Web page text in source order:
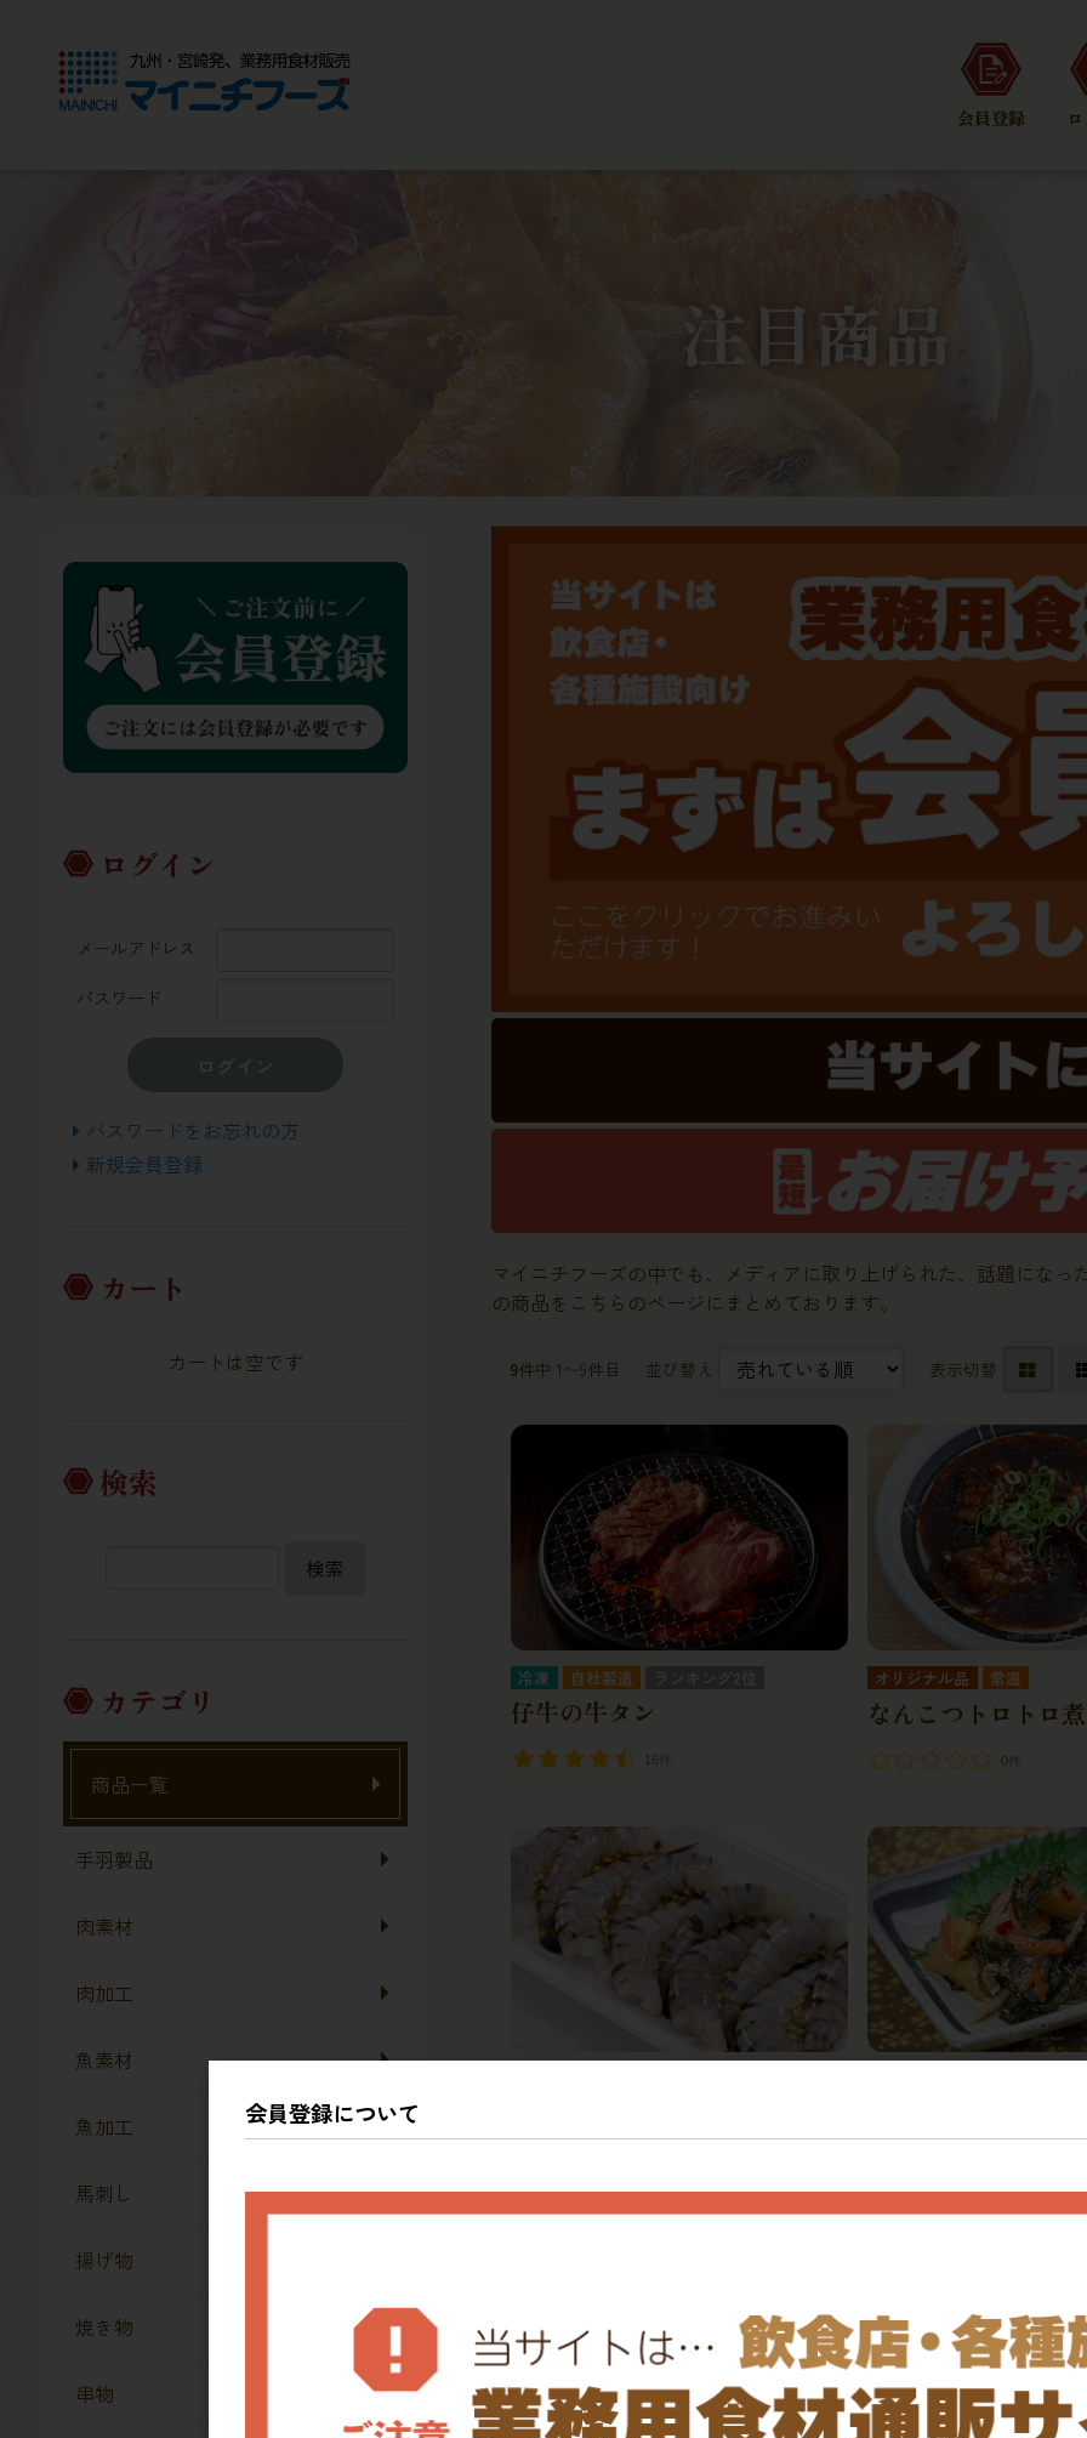
会員登録
注目商品
マイニチフーズの中でも、メディアに取り上げられた、話題にな
の商品をこちらのページにまとめております。
9件中 1〜9件目 並び替え 表示切替
冷凍 自社製造
仔牛の牛タン
オリジナル品 常温
なんこつトロトロ煮
（バラ凍結）
ログイン
メールアドレス
パスワード
パスワードをお忘れの方
新規会員登録
カート
カートは空です
検索
検索
カテゴリ
商品一覧
手羽製品
肉素材
肉加工
魚素材
魚加工
馬刺し
揚げ物
焼き物
串物
会員登録について